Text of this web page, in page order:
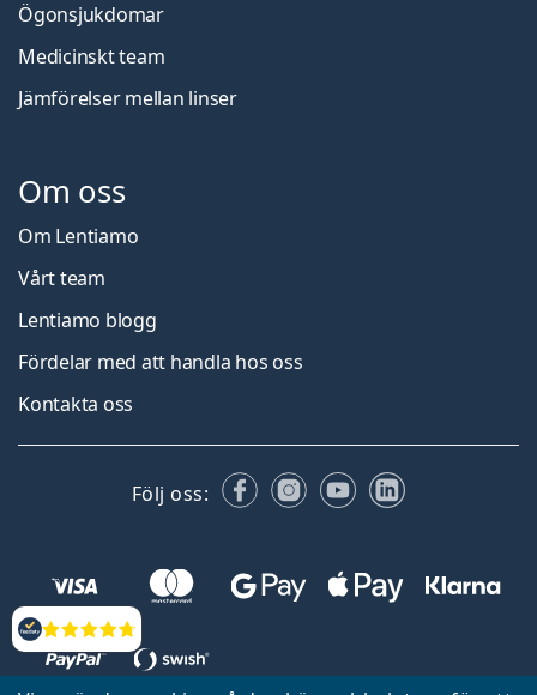
Recensioner
Ögonsjukdomar
Medicinskt team
Jämförelser mellan linser
Om oss
Om Lentiamo
Vårt team
Lentiamo blogg
Fördelar med att handla hos oss
Kontakta oss
Följ oss: FacebookInstagram
YouTubeLinkedIn